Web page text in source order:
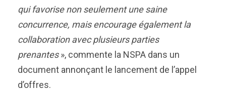
qui favorise non seulement une saine
concurrence, mais encourage également la
collaboration avec plusieurs parties
prenantes», commente la NSPA dans un
document annonçant le lancement de l’appel
d’offres.